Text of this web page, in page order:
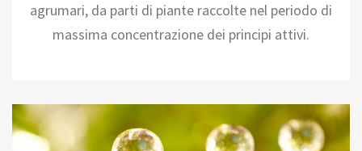
agrumari, da parti di piante raccolte nel periodo di
massima concentrazione dei principi attivi.